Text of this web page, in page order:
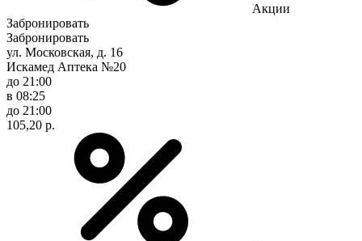
Акции
Забронировать
Забронировать
ул. Московская, д. 16
Искамед Аптека №20
до 21:00
в 08:25
до 21:00
105,20 р.